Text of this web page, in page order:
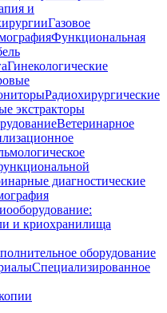
и
Газовое
Функциональная
Гинекологические
Радиохирургические
экстракторы
Ветеринарное
диагностические
и криохранилища
оборудование
Специализированное